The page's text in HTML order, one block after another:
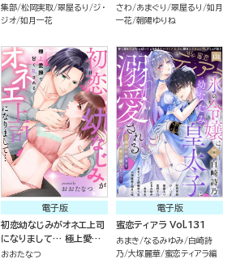
集部 松岡実取 翠屋るり
ジ・
ジオ 如月一花
さわ
あまぐり 翠屋るり
如月
一花 朝陽ゆりね
電子版
初恋幼なじみがオネエ上司
になりまして… 極上愛撫
で甘く乱される（単話版）
おおたなつ
電子版
蜜恋ティアラ Vol.131
あまき なるみゆみ
白崎詩
乃 大塚麗華 蜜恋ティアラ編